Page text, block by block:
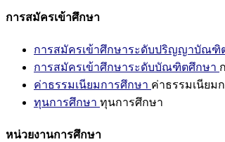
การสมัครเข้าศึกษา
การสมัครเข้าศึกษาระดับปริญญาบัณฑิ
การสมัครเข้าศึกษาระดับบัณฑิตศึกษา
ค่าธรรมเนียมการศึกษา ค่าธรรมเนียม
ทุนการศึกษา ทุนการศึกษา
หน่วยงานการศึกษา